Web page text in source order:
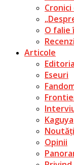
O falie
Articole
Eseuri
Kaguya
Noutăți
Opinii